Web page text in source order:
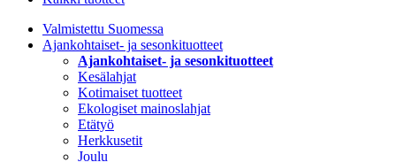
Valmistettu Suomessa
Ajankohtaiset- ja sesonkituotteet
Ajankohtaiset- ja sesonkituotteet
Kesälahjat
Kotimaiset tuotteet
Ekologiset mainoslahjat
Etätyö
Herkkusetit
Joulu